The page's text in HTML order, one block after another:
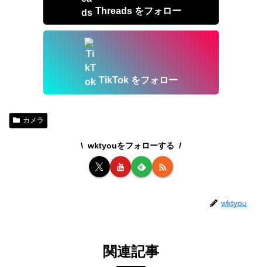
Threads をフォロー
TikTok をフォロー
カメラ
wktyouをフォローする
wktyou
関連記事